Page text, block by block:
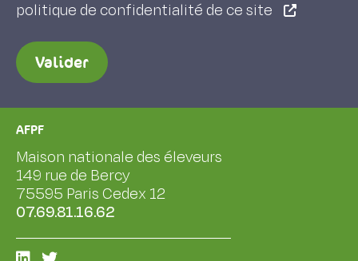
politique de confidentialité de ce site
Valider
AFPF
Maison nationale des éleveurs
149 rue de Bercy
75595 Paris Cedex 12
07.69.81.16.62